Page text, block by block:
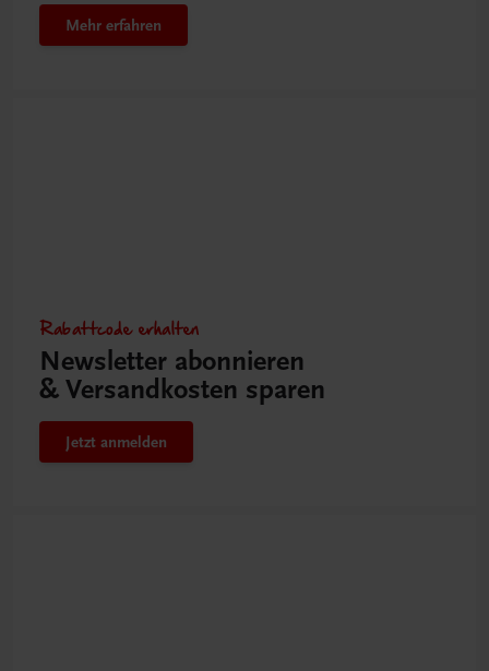
Mehr erfahren
Rabattcode erhalten
Newsletter abonnieren
& Versandkosten sparen
Jetzt anmelden